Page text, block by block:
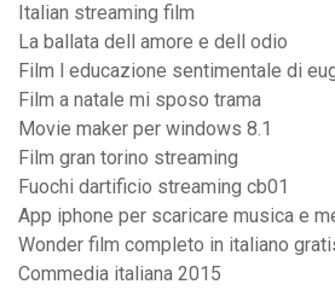
Italian streaming film
La ballata dell amore e dell odio
Film l educazione sentimentale di
Film a natale mi sposo trama
Movie maker per windows 8.1
Film gran torino streaming
Fuochi dartificio streaming cb01
App iphone per scaricare musica e
Wonder film completo in italiano
Commedia italiana 2015